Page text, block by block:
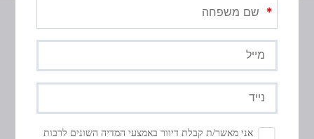
מידע
סוויצ’ר טיימר לדוד
משפחה
(חובה)
דוא״ל
(חובה)
טלפון
נייד
(חובה)אני מאשר/ת קבלת דיוור באמצעי המדיה השונים לרבות